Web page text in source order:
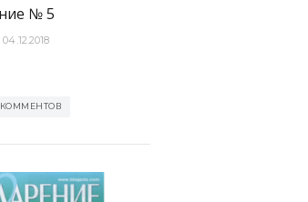
№ 5
04.12.2018
КОММЕНТОВ